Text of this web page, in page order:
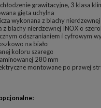
grawitacyjne, 3 klasa
gięta uchylna
wykonana z blachy
z blachy nierdzewnej INOX o
odszranianiem i cyfrowym
na biało
koloru szarego
280 mm
montowane po prawej